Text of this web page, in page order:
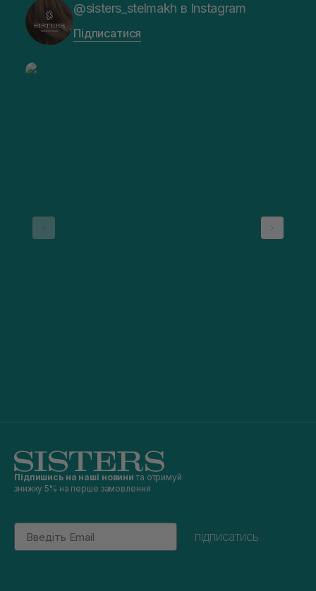
@sisters_stelmakh в Instagram
Підписатися
Підпишись на наші новини та отримуй
знижку 5% на перше замовлення
Email
підписатись